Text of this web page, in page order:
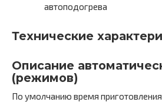
автоподогрева
Технические
Описание
(режимов)
По умолчанию время приготовления